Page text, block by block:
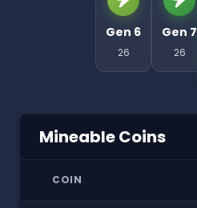
Gen 6
26
Gen 7
26
Mineable Coins
COIN